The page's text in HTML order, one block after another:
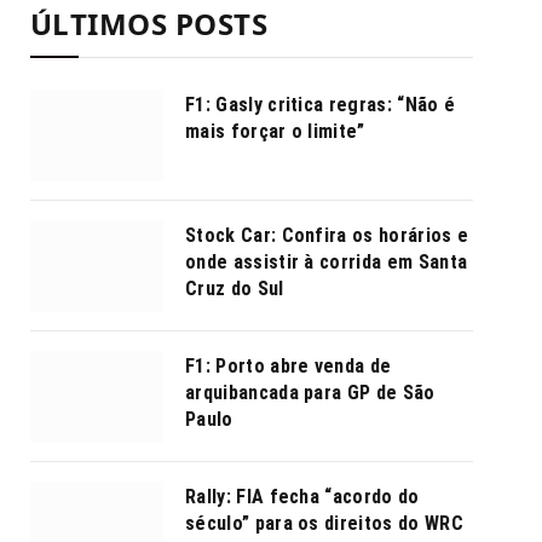
ÚLTIMOS POSTS
F1: Gasly critica regras: “Não é
mais forçar o limite”
Stock Car: Confira os horários e
onde assistir à corrida em Santa
Cruz do Sul
F1: Porto abre venda de
arquibancada para GP de São
Paulo
Rally: FIA fecha “acordo do
século” para os direitos do WRC